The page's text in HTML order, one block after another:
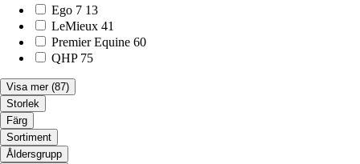
Ego 7 13
LeMieux 41
Premier Equine 60
QHP 75
Visa mer (87)
Storlek
Färg
Sortiment
Åldersgrupp